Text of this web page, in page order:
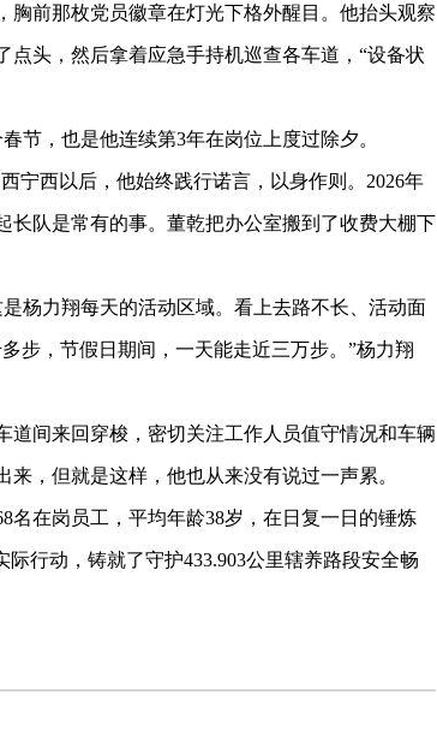
前那枚党员徽章在灯光下格外醒目。他抬头观察
头，然后拿着应急手持机巡查各车道，“设备状
，也是他连续第3年在岗位上度过除夕。
西以后，他始终践行诺言，以身作则。2026年
队是常有的事。董乾把办公室搬到了收费大棚下
力翔每天的活动区域。看上去路不长、活动面
步，节假日期间，一天能走近三万步。”杨力翔
间来回穿梭，密切关注工作人员值守情况和车辆
，但就是这样，他也从来没有说过一声累。
在岗员工，平均年龄38岁，在日复一日的锤炼
行动，铸就了守护433.903公里辖养路段安全畅